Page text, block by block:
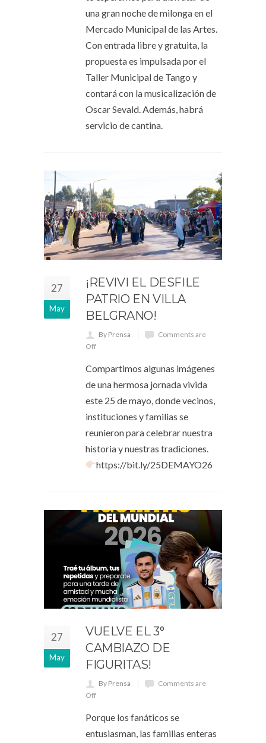
una gran noche de milonga en el
Mercado Municipal de las Artes.
Con entrada libre y gratuita, la
propuesta es impulsada por el
Taller Municipal de Tango y
contará con la musicalización de
Oscar Sevald. Además, habrá
servicio de cantina.
27
May
¡REVIVI EL DESFILE
PATRIO EN VILLA
BELGRANO!
By Prensa
Comments are
Off
Compartimos algunas imágenes
de una hermosa jornada vivida
este 25 de mayo, donde vecinos,
instituciones y familias se
reunieron para celebrar nuestra
historia y nuestras tradiciones.
https://bit.ly/25DEMAYO26
27
May
VUELVE EL 3°
CAMBIAZO DE
FIGURITAS!
By Prensa
Comments are
Off
Porque los fanáticos se
entusiasman, las familias enteras